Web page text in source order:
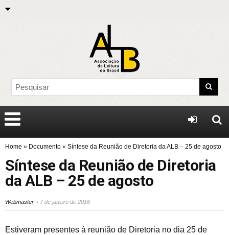
Home » Documento » Síntese da Reunião de Diretoria da ALB – 25 de agosto
Síntese da Reunião de Diretoria
da ALB – 25 de agosto
Webmaster 7 de janeiro de 2016
Estiveram presentes à reunião de Diretoria no dia 25 de